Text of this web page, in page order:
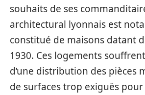
souhaits de ses
architectural lyonnais est
constitué de maisons datant
1930. Ces logements
d’une distribution des pièces
de surfaces trop exiguës